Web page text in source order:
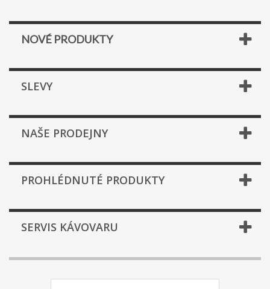
NOVÉ PRODUKTY
SLEVY
NAŠE PRODEJNY
PROHLÉDNUTÉ PRODUKTY
SERVIS KÁVOVARU